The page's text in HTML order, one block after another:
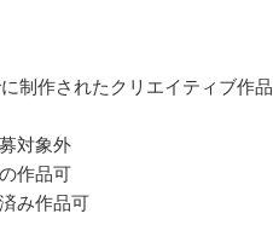
制作されたクリエイティブ作品
対象外
作品可
み作品可